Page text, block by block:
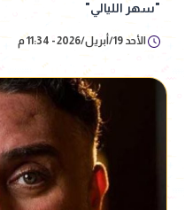
"سهر الليالي"
الأحد 19/أبريل/2026 - 11:34 م